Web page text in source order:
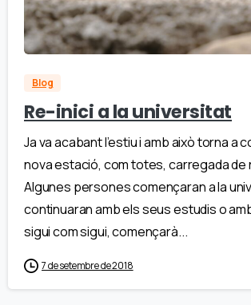
Blog
Re-inici a la universitat
Ja va acabant l’estiu i amb això torna a
nova estació, com totes, carregada de
Algunes persones començaran a la
continuaran amb els seus estudis o
sigui com sigui, començarà...
7 de setembre de 2018